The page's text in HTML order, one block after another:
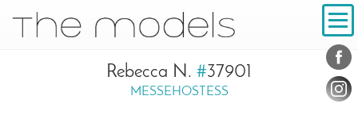
Navigation
Rebecca N. #37901
MESSEHOSTESS